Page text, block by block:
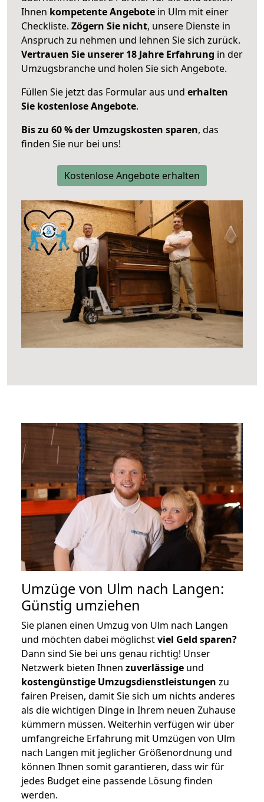
Ihnen kompetente Angebote in Ulm mit einer
Checkliste. Zögern Sie nicht, unsere Dienste in
Anspruch zu nehmen und lehnen Sie sich zurück.
Vertrauen Sie unserer 18 Jahre Erfahrung in der
Umzugsbranche und holen Sie sich Angebote.
Füllen Sie jetzt das Formular aus und erhalten
Sie kostenlose Angebote.
Bis zu 60 % der Umzugskosten sparen, das
finden Sie nur bei uns!
Kostenlose Angebote erhalten
Umzüge von Ulm nach Langen:
Günstig umziehen
Sie planen einen Umzug von Ulm nach Langen
und möchten dabei möglichstviel Geld sparen?
Dann sind Sie bei uns genau richtig! Unser
Netzwerk bieten Ihnen zuverlässige und
kostengünstige Umzugsdienstleistungen zu
fairen Preisen, damit Sie sich um nichts anderes
als die wichtigen Dinge in Ihrem neuen Zuhause
kümmern müssen. Weiterhin verfügen wir über
umfangreiche Erfahrung mit Umzügen von Ulm
nach Langen mit jeglicher Größenordnung und
können Ihnen somit garantieren, dass wir für
jedes Budget eine passende Lösung finden
werden.